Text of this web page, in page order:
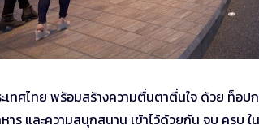
ทศไทย พร้อมสร้างความตื่นตาตื่นใจ ด้วย ท็อ
หาร และความสนุกสนาน เข้าไว้ด้วยกัน จบ ครบ